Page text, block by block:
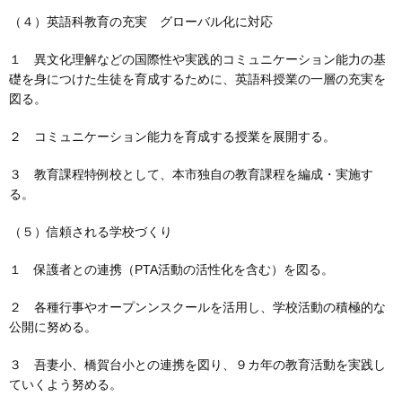
（４）英語科教育の充実 グローバル化に対応
１ 異文化理解などの国際性や実践的コミュニケーション能力の基
礎を身につけた生徒を育成するために、英語科授業の一層の充実を
図る。
２ コミュニケーション能力を育成する授業を展開する。
３ 教育課程特例校として、本市独自の教育課程を編成・実施す
る。
（５）信頼される学校づくり
１ 保護者との連携（PTA活動の活性化を含む）を図る。
２ 各種行事やオープンンスクールを活用し、学校活動の積極的な
公開に努める。
３ 吾妻小、橋賀台小との連携を図り、９カ年の教育活動を実践し
ていくよう努める。